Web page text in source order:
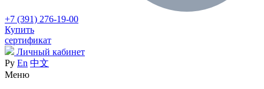
+7 (391) 276-19-00
Купить
сертификат
Личный кабинет
Ру En 中文
Меню